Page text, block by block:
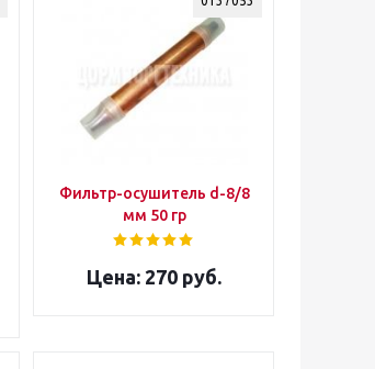
Фильтр-осушитель d-8/8
мм 50 гр
270 руб.